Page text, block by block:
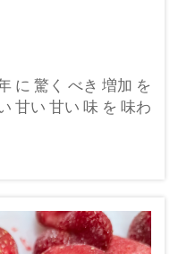
に 驚く べき 増加 を
甘い 甘い 味 を 味わ
の キッチン に 収
に 変え られ て い